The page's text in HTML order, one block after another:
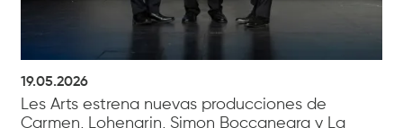
19.05.2026
Les Arts estrena nuevas producciones de
Carmen, Lohengrin, Simon Boccanegra y La